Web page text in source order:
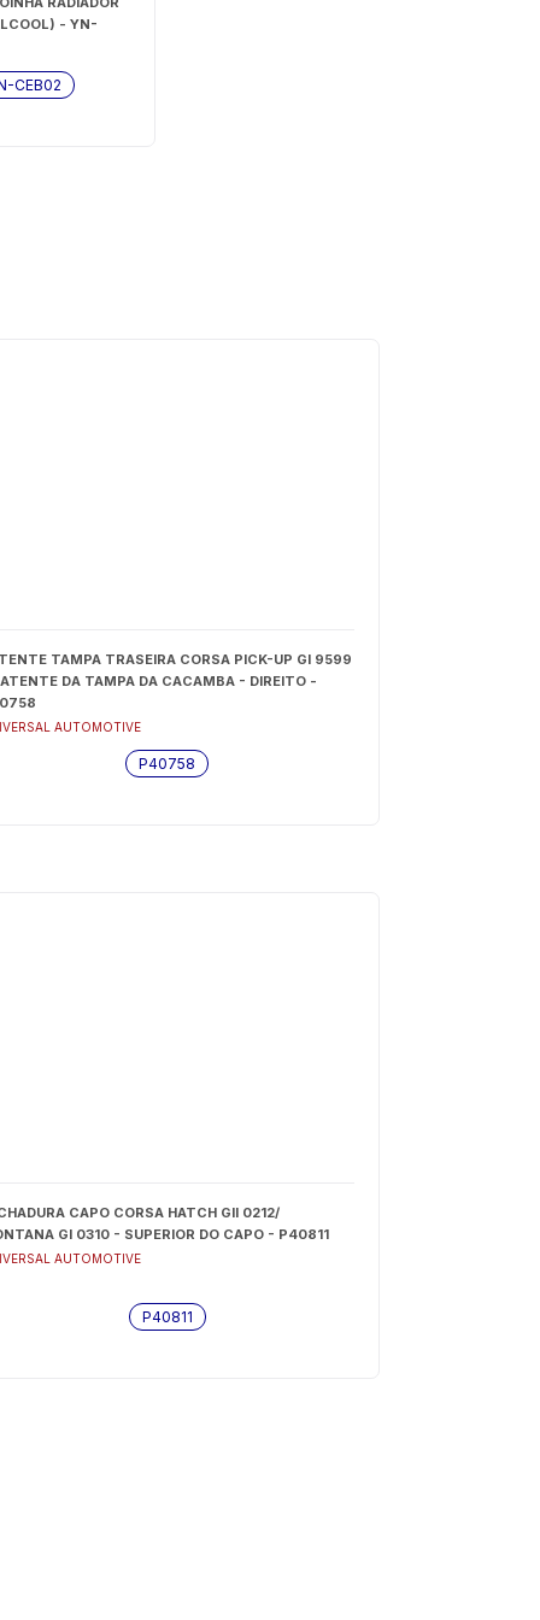
- YN-
CEB02
TAMPA TRASEIRA CORSA PICK-UP GI 9599
DA TAMPA DA CACAMBA - DIREITO -
AUTOMOTIVE
P40758
CAPO CORSA HATCH GII 0212/
GI 0310 - SUPERIOR DO CAPO - P40811
AUTOMOTIVE
P40811